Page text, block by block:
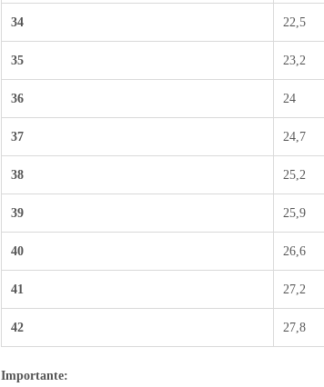
34 22,5
35 23,2
36 24
37 24,7
38 25,2
39 25,9
40 26,6
41 27,2
42 27,8
Importante: